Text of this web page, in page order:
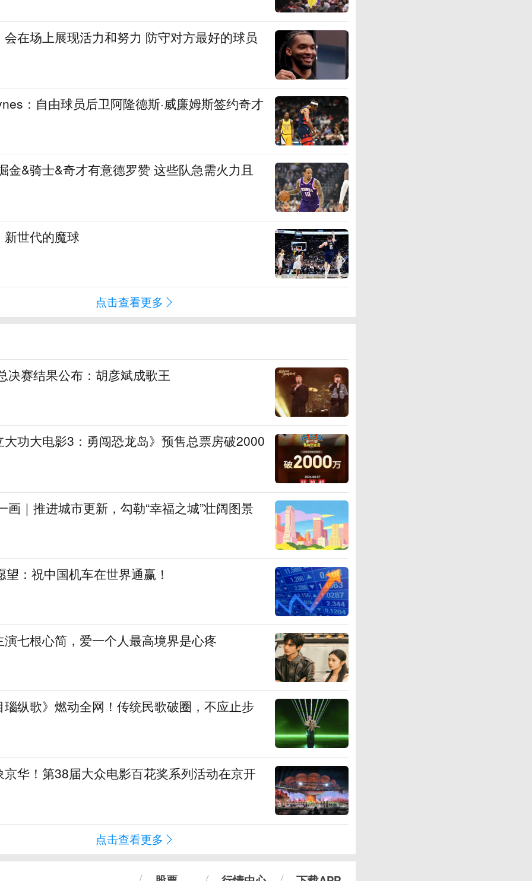
在场上展现活力和努力 防守对方最好的球员
：自由球员后卫阿隆德斯·威廉姆斯签约奇才
金&骑士&奇才有意德罗赞 这些队急需火力且
世代的魔球
点击查看更多
决赛结果公布：胡彦斌成歌王
功大电影3：勇闯恐龙岛》预售总票房破2000
画｜推进城市更新，勾勒“幸福之城”壮阔图景
：祝中国机车在世界通赢！
七根心简，爱一个人最高境界是心疼
纵歌》燃动全网！传统民歌破圈，不应止步
华！第38届大众电影百花奖系列活动在京开
点击查看更多